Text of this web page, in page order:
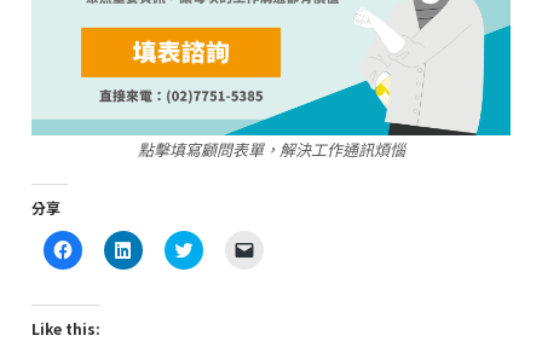
點擊填寫顧問表單，解決工作通訊煩惱
分享
Click
to
Facebook
(Opens
in
Click
to
Click
to
Like this: